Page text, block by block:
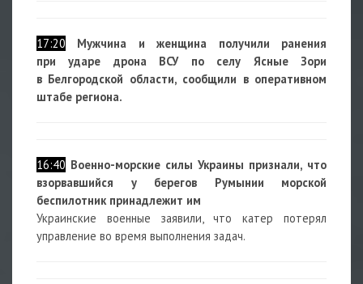
17:20
Мужчина и женщина получили ранения
при ударе дрона ВСУ по селу Ясные Зори
в Белгородской области, сообщили в оперативном
штабе региона.
16:40 Военно-морские силы Украины признали, что
взорвавшийся у берегов Румынии морской
беспилотник принадлежит им
Украинские военные заявили, что катер потерял
управление во время выполнения задач.